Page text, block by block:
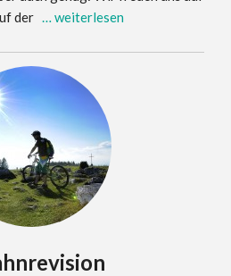
der … weiterlesen